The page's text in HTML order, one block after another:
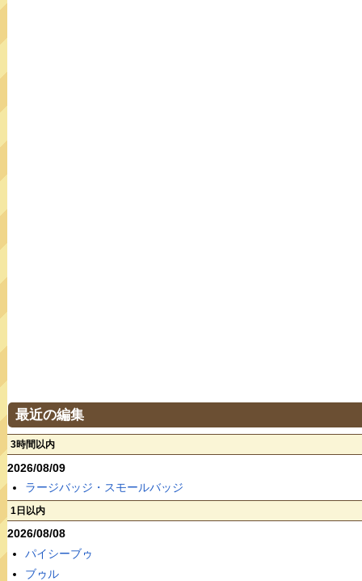
最近の編集
3時間以内
2026/08/09
ラージバッジ・スモールバッジ
1日以内
2026/08/08
パイシーブゥ
ブゥル